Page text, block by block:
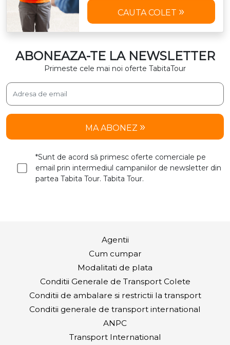
CAUTA COLET
ABONEAZA-TE LA NEWSLETTER
Primeste cele mai noi oferte TabitaTour
MA ABONEZ
*Sunt de acord să primesc oferte comerciale pe
email prin intermediul campaniilor de newsletter din
partea Tabita Tour. Tabita Tour.
Agentii
Cum cumpar
Modalitati de plata
Conditii Generale de Transport Colete
Conditii de ambalare si restrictii la transport
Conditii generale de transport international
ANPC
Transport International